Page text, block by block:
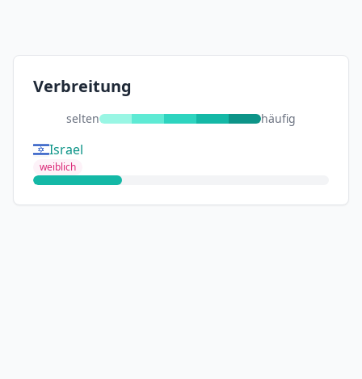
Verbreitung
selten häufig
Israel
weiblich